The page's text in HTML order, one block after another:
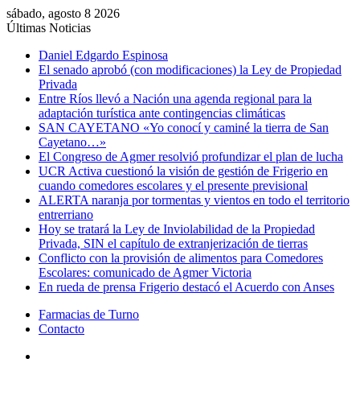
sábado, agosto 8 2026
Últimas Noticias
Daniel Edgardo Espinosa
El senado aprobó (con modificaciones) la Ley de Propiedad
Privada
Entre Ríos llevó a Nación una agenda regional para la
adaptación turística ante contingencias climáticas
SAN CAYETANO «Yo conocí y caminé la tierra de San
Cayetano…»
El Congreso de Agmer resolvió profundizar el plan de lucha
UCR Activa cuestionó la visión de gestión de Frigerio en
cuando comedores escolares y el presente previsional
ALERTA naranja por tormentas y vientos en todo el territorio
entrerriano
Hoy se tratará la Ley de Inviolabilidad de la Propiedad
Privada, SIN el capítulo de extranjerización de tierras
Conflicto con la provisión de alimentos para Comedores
Escolares: comunicado de Agmer Victoria
En rueda de prensa Frigerio destacó el Acuerdo con Anses
Farmacias de Turno
Contacto